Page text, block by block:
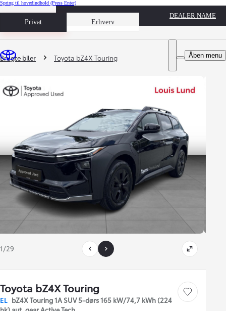
Spring til hovedindhold (Press Enter)
Privat Erhverv
Book prøvetur
DEALER NAME
Åben menu
Du er her
Brugte biler Toyota bZ4X Touring
1/29
Toyota bZ4X Touring
EL bZ4X Touring 1A SUV 5-dørs 165 kW/74,7 kWh (224
Gem bil